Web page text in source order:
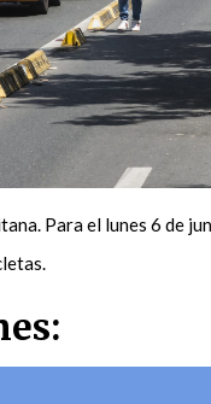
Para el lunes 6 de